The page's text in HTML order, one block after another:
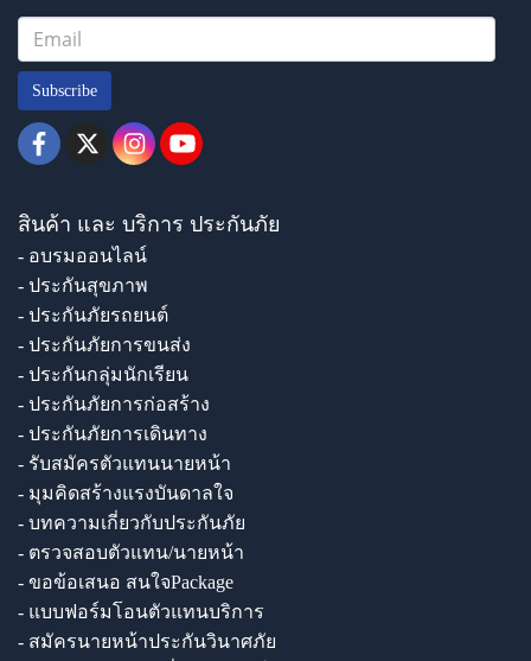
Subscribe
สินค้า และ บริการ ประกันภัย
- อบรมออนไลน์
- ประกันสุขภาพ
- ประกันภัยรถยนต์
- ประกันภัยการขนส่ง
- ประกันกลุ่มนักเรียน
- ประกันภัยการก่อสร้าง
- ประกันภัยการเดินทาง
- รับสมัครตัวแทนนายหน้า
- มุมคิดสร้างแรงบันดาลใจ
- บทความเกี่ยวกับประกันภัย
- ตรวจสอบตัวแทน/นายหน้า
- ขอข้อเสนอ สนใจPackage
- แบบฟอร์มโอนตัวแทนบริการ
- สมัครนายหน้าประกันวินาศภัย